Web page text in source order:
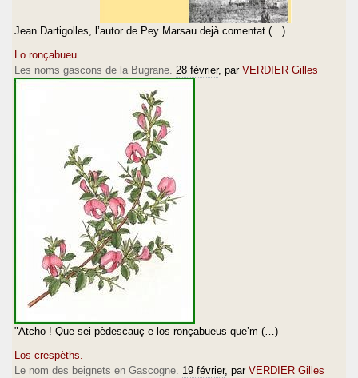
Jean Dartigolles, l’autor de Pey Marsau dejà comentat (…)
Lo ronçabueu.
Les noms gascons de la Bugrane. 28 février, par VERDIER Gilles
"Atcho ! Que sei pèdescauç e los ronçabueus que’m (…)
Los crespèths.
Le nom des beignets en Gascogne. 19 février, par VERDIER Gilles